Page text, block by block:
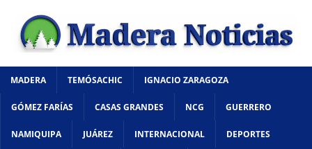
MADERA TEMÓSACHIC IGNACIO ZARAGOZA
GÓMEZ FARÍAS CASAS GRANDES NCG GUERRERO
NAMIQUIPA JUÁREZ INTERNACIONAL DEPORTES